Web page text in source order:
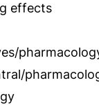
effects